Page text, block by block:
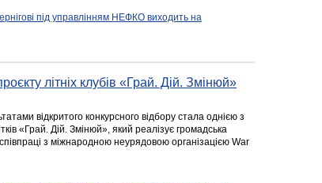
під управлінням НЕФКО виходить на
літніх клубів «Грай. Дій. Змінюй»
відкритого конкурсного відбору стала однією з
«Грай. Дій. Змінюй», який реалізує громадська
з міжнародною неурядовою організацією War